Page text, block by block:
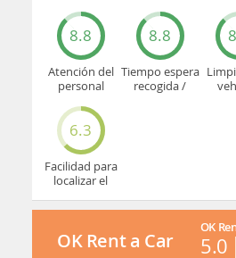
8.8
Atención del
personal
8.8
Tiempo espera
recogida /
6.3
Facilidad para
localizar el
oficina
OK Rent a Car
OK
5.0